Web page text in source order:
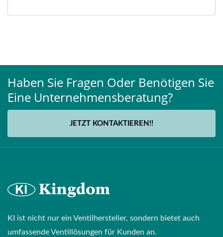
Haben Sie Fragen Oder Benötigen Sie
Eine Unternehmensberatung?
JETZT KONTAKTIEREN!!
KI ist nicht nur ein Ventilhersteller, sondern bietet auch
umfassende Ventillösungen für Kunden an.